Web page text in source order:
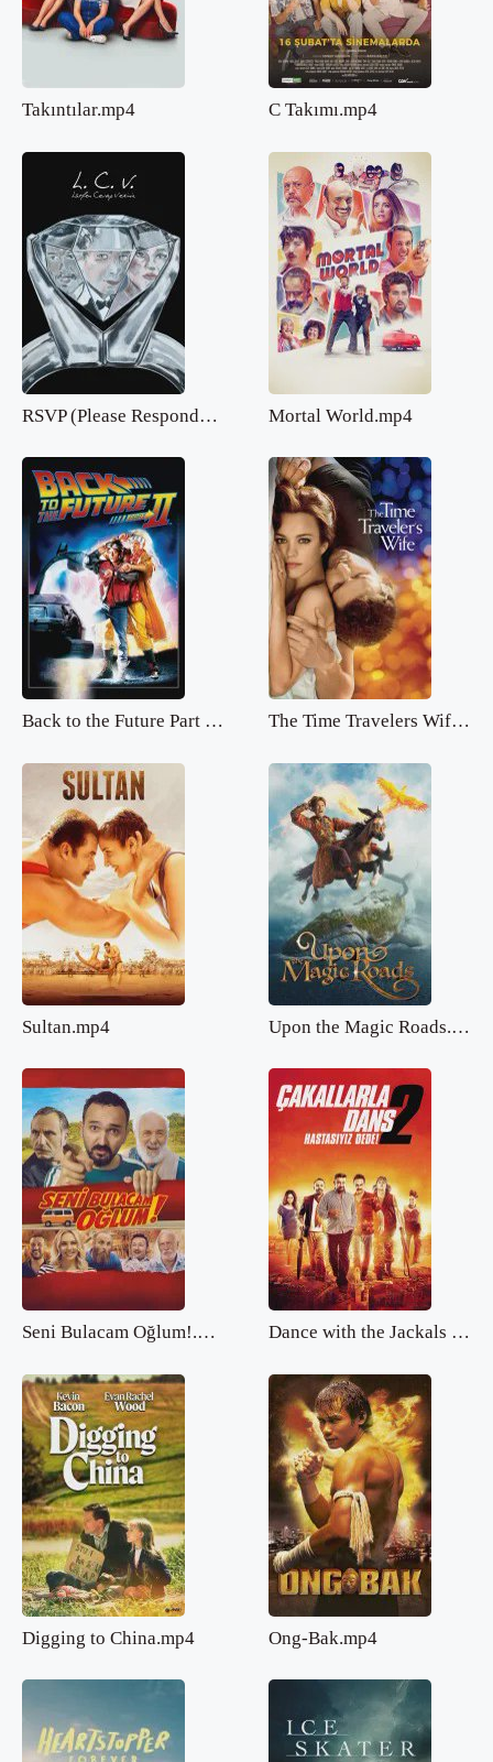
Takıntılar.mp4 C Takımı.mp4
RSVP (Please Respond).mp4 Mortal World.mp4
Back to the Future Part 2.mp4 The Time Travelers Wife.mp4
Sultan.mp4 Upon the Magic Roads.mp4
Seni Bulacam Oğlum!.mp4 Dance with the Jackals 2.mp4
Digging to China.mp4 Ong-Bak.mp4